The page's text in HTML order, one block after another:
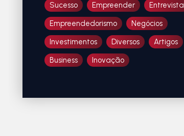
Sucesso
Empreender
Entrevista
Empreendedorismo
Negócios
Investimentos
Diversos
Artigos
Business
Inovação